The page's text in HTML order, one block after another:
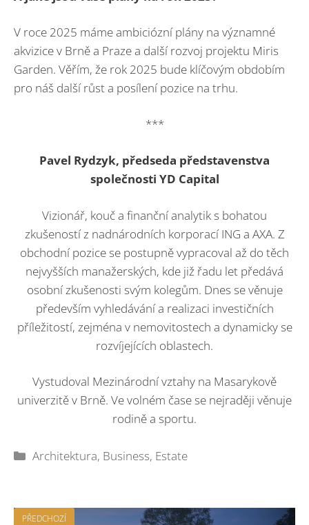
V roce 2025 máme ambiciózní plány na významné
akvizice v Brně a Praze a další rozvoj projektu Miris
Garden. Věřím, že rok 2025 bude klíčovým obdobím
pro náš další růst a posílení pozice na trhu.
***
Pavel Rydzyk, předseda představenstva
společnosti YD Capital
Vizionář, kouč a finanční analytik s bohatou
zkušeností z nadnárodních korporací ING a AXA. Z
obchodní pozice se postupně vypracoval až do těch
nejvyšších manažerských, kde již řadu let předává
osobní zkušenosti svým kolegům. Dnes se věnuje
především vyhledávání a realizaci investičních
příležitostí, zejména v nemovitostech a dynamicky se
rozvíjejících oblastech.
Vystudoval Mezinárodní vztahy na Masarykově
univerzitě v Brně. Ve volném čase se nejraději věnuje
rodině a sportu.
Rubriky
Architektura, Business, Estate
PŘEDCHOZÍ